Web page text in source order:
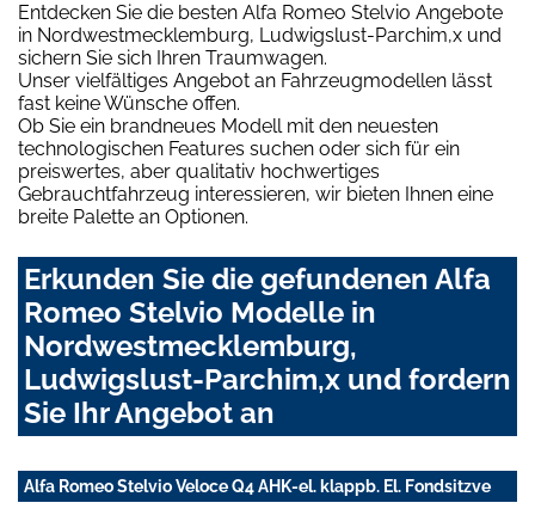
Entdecken Sie die besten Alfa Romeo Stelvio Angebote
in Nordwestmecklemburg, Ludwigslust-Parchim,x und
sichern Sie sich Ihren Traumwagen.
Unser vielfältiges Angebot an Fahrzeugmodellen lässt
fast keine Wünsche offen.
Ob Sie ein brandneues Modell mit den neuesten
technologischen Features suchen oder sich für ein
preiswertes, aber qualitativ hochwertiges
Gebrauchtfahrzeug interessieren, wir bieten Ihnen eine
breite Palette an Optionen.
Erkunden Sie die gefundenen Alfa
Romeo Stelvio Modelle in
Nordwestmecklemburg,
Ludwigslust-Parchim,x und fordern
Sie Ihr Angebot an
Alfa Romeo Stelvio Veloce Q4 AHK-el. klappb. El. Fondsitzve